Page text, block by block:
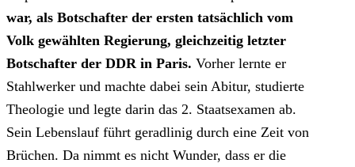
war, als Botschafter der ersten tatsächlich vom
Volk gewählten Regierung, gleichzeitig letzter
Botschafter der DDR in Paris. Vorher lernte er
Stahlwerker und machte dabei sein Abitur, studierte
Theologie und legte darin das 2. Staatsexamen ab.
Sein Lebenslauf führt geradlinig durch eine Zeit von
Brüchen. Da nimmt es nicht Wunder, dass er die